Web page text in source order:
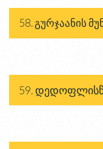
58. გურჯაანის
59.